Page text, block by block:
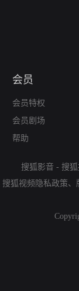
会员
会员特权
会员剧场
帮助
搜狐影音 - 搜
搜狐视频隐私政策、